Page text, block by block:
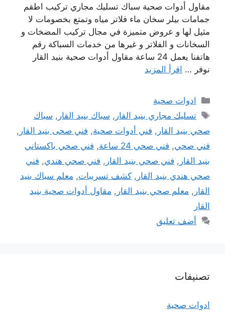
مقاول أدوات صحية سباك تسليك مجاري تركيب اطقم
جمامات بيلر سخان ماء فلاتر مياه وتمتع بخصومات لا
مثيل لها و عروض متميزة في مجال تركيب المضخات و
السخانات و الفلاتر و غيرها من خدمات السباكة رقم
هاتفنا يعمل 24 ساعة مقاول أدوات صحية بنيد القار
نوفر … اقرأ المزيد
التصنيفات
ادوات صحية
الوسوم
تسليك مجاري بنيد القار , سباك بنيد القار , سباك
صحي بنيد القار , فني أدوات صحية, فني صحى بنيد القار ,
فني صحي, فني صحي 24 ساعة , فني صحي باكستاني
بنيد القار , فني صحي بنيد القار , فني صحي هندي, فني
صحي هندي بنيد القار , كشف تسريبات, معلم سباك بنيد
القار , معلم صحي بنيد القار , مقاول أدوات صحية بنيد
القار
أضف تعليق
تصنيفات
ادوات صحية